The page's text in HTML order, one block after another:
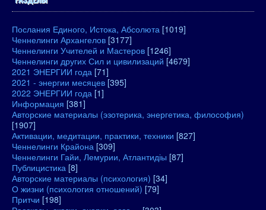
Послания Единого, Истока, Абсолюта [1019]
Ченнелинги Архангелов [3177]
Ченнелинги Учителей и Мастеров [1246]
Ченнелинги других Сил и цивилизаций [4679]
2021 ЭНЕРГИИ года [71]
2021 - энергии месяцев [395]
2022 ЭНЕРГИИ года [1]
Информация [381]
Авторские материалы (эзотерика, энергетика, философия)
[1907]
Активации, медитации, практики, техники [827]
Ченнелинги Крайона [309]
Ченнелинги Гайи, Лемурии, Атлантидіы [87]
Публицистика [8]
Авторские материалы (психология) [34]
О жизни (психология отношений) [79]
Притчи [198]